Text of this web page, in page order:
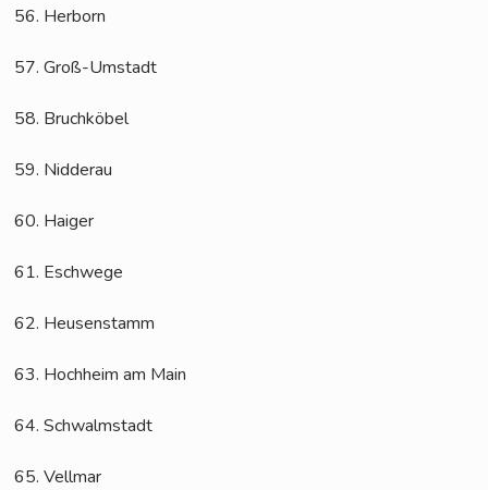
56. Her­born
57. Groß-Umstadt
58. Bruch­kö­bel
59. Nid­der­au
60. Hai­ger
61. Esch­we­ge
62. Heu­sen­stamm
63. Hoch­heim am Main
64. Schwalm­stadt
65. Vell­mar